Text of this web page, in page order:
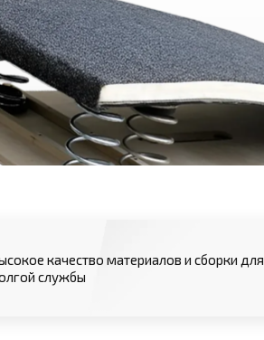
качество материалов и сборки для
службы